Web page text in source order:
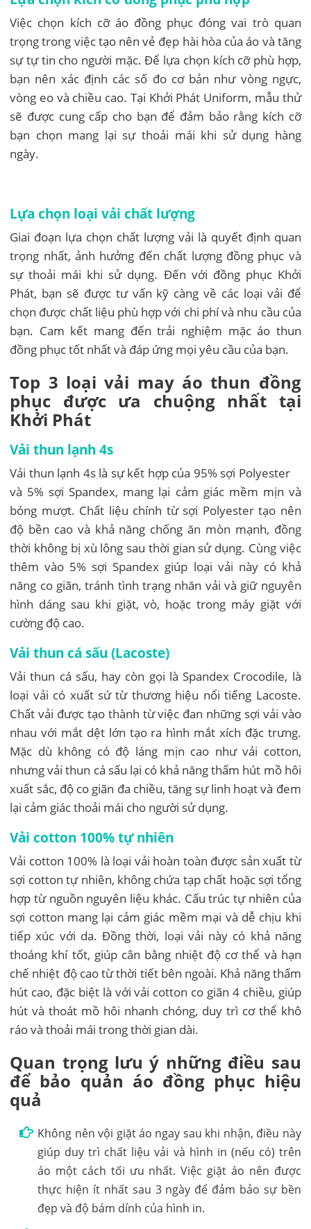
Việc chọn kích cỡ áo đồng phục đóng vai trò quan
trọng trong việc tạo nên vẻ đẹp hài hòa của áo và tăng
sự tự tin cho người mặc. Để lựa chọn kích cỡ phù hợp,
bạn nên xác định các số đo cơ bản như vòng ngực,
vòng eo và chiều cao. Tại Khởi Phát Uniform, mẫu thử
sẽ được cung cấp cho bạn để đảm bảo rằng kích cỡ
bạn chọn mang lại sự thoải mái khi sử dụng hàng
ngày.
Lựa chọn loại vải chất lượng
Giai đoạn lựa chọn chất lượng vải là quyết định quan
trọng nhất, ảnh hưởng đến chất lượng đồng phục và
sự thoải mái khi sử dụng. Đến với đồng phục Khởi
Phát, bạn sẽ được tư vấn kỹ càng về các loại vải để
chọn được chất liệu phù hợp với chi phí và nhu cầu của
bạn. Cam kết mang đến trải nghiệm mặc áo thun
đồng phục tốt nhất và đáp ứng mọi yêu cầu của bạn.
Top 3 loại vải may áo thun đồng
phục được ưa chuộng nhất tại
Khởi Phát
Vải thun lạnh 4s
Vải thun lạnh 4s là sự kết hợp của 95% sợi Polyester
và 5% sợi Spandex, mang lại cảm giác mềm mịn và
bóng mượt. Chất liệu chính từ sợi Polyester tạo nên
độ bền cao và khả năng chống ăn mòn mạnh, đồng
thời không bị xù lông sau thời gian sử dụng. Cùng việc
thêm vào 5% sợi Spandex giúp loại vải này có khả
năng co giãn, tránh tình trạng nhăn vải và giữ nguyên
hình dáng sau khi giặt, vò, hoặc trong máy giặt với
cường độ cao.
Vải thun cá sấu (Lacoste)
Vải thun cá sấu, hay còn gọi là Spandex Crocodile, là
loại vải có xuất sứ từ thương hiệu nổi tiếng Lacoste.
Chất vải được tạo thành từ việc đan những sợi vải vào
nhau với mắt dệt lớn tạo ra hình mắt xích đặc trưng.
Mặc dù không có độ láng mịn cao như vải cotton,
nhưng vải thun cá sấu lại có khả năng thấm hút mồ hôi
xuất sắc, độ co giãn đa chiều, tăng sự linh hoạt và đem
lại cảm giác thoải mái cho người sử dụng.
Vải cotton 100% tự nhiên
Vải cotton 100% là loại vải hoàn toàn được sản xuất từ
sợi cotton tự nhiên, không chứa tạp chất hoặc sợi tổng
hợp từ nguồn nguyên liệu khác. Cấu trúc tự nhiên của
sợi cotton mang lại cảm giác mềm mại và dễ chịu khi
tiếp xúc với da. Đồng thời, loại vải này có khả năng
thoáng khí tốt, giúp cân bằng nhiệt độ cơ thể và hạn
chế nhiệt độ cao từ thời tiết bên ngoài. Khả năng thấm
hút cao, đặc biệt là với vải cotton co giãn 4 chiều, giúp
hút và thoát mồ hôi nhanh chóng, duy trì cơ thể khô
ráo và thoải mái trong thời gian dài.
Quan trọng lưu ý những điều sau
để bảo quản áo đồng phục hiệu
quả
Không nên vội giặt áo ngay sau khi nhận, điều này
giúp duy trì chất liệu vải và hình in (nếu có) trên
áo một cách tối ưu nhất. Việc giặt áo nên được
thực hiện ít nhất sau 3 ngày để đảm bảo sự bền
đẹp và độ bám dính của hình in.